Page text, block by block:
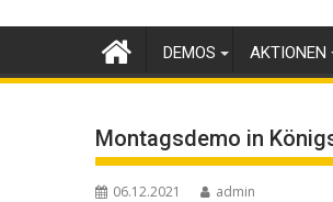
DEMOS AKTIONEN
Montagsdemo in
06.12.2021 admin